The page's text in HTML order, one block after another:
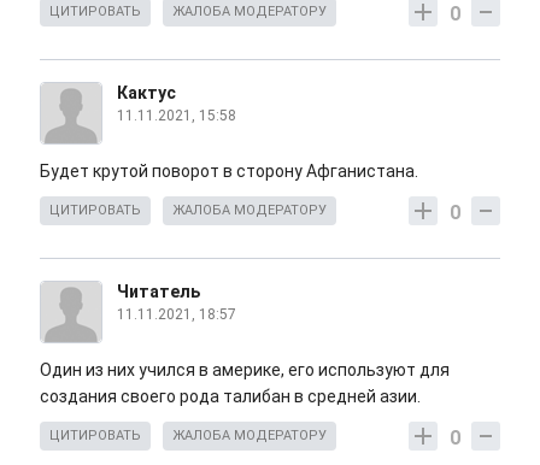
0
ЦИТИРОВАТЬ ЖАЛОБА МОДЕРАТОРУ
Кактус
11.11.2021, 15:58
Будет крутой поворот в сторону Афганистана.
0
ЦИТИРОВАТЬ ЖАЛОБА МОДЕРАТОРУ
Читатель
11.11.2021, 18:57
Один из них учился в америке, его используют для
создания своего рода талибан в средней азии.
0
ЦИТИРОВАТЬ ЖАЛОБА МОДЕРАТОРУ